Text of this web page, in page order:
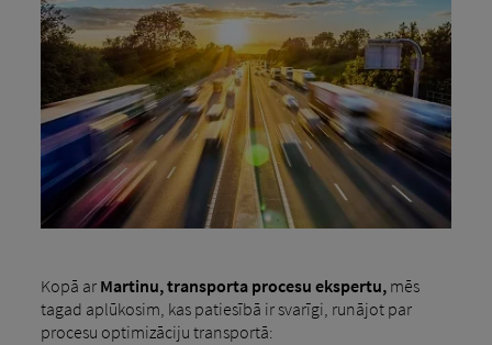
Kopā ar Martinu, transporta procesu ekspertu,mēs
tagad aplūkosim, kas patiesībā ir svarīgi, runājot par
procesu optimizāciju transportā: